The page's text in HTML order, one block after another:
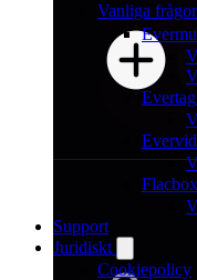
Vanliga frågor
Evertag
Flacbox
Support
Juridiskt
Cookiepolicy